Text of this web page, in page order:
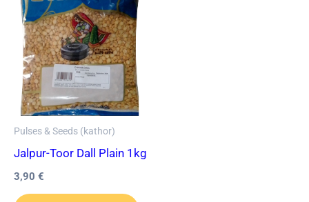
Pulses & Seeds (kathor)
Jalpur-Toor Dall Plain 1kg
3,90 €